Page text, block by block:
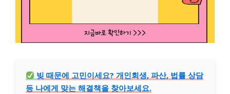
빚 때문에 고민이세요? 개인회생, 파산, 법률 상담
등 나에게 맞는 해결책을 찾아보세요.